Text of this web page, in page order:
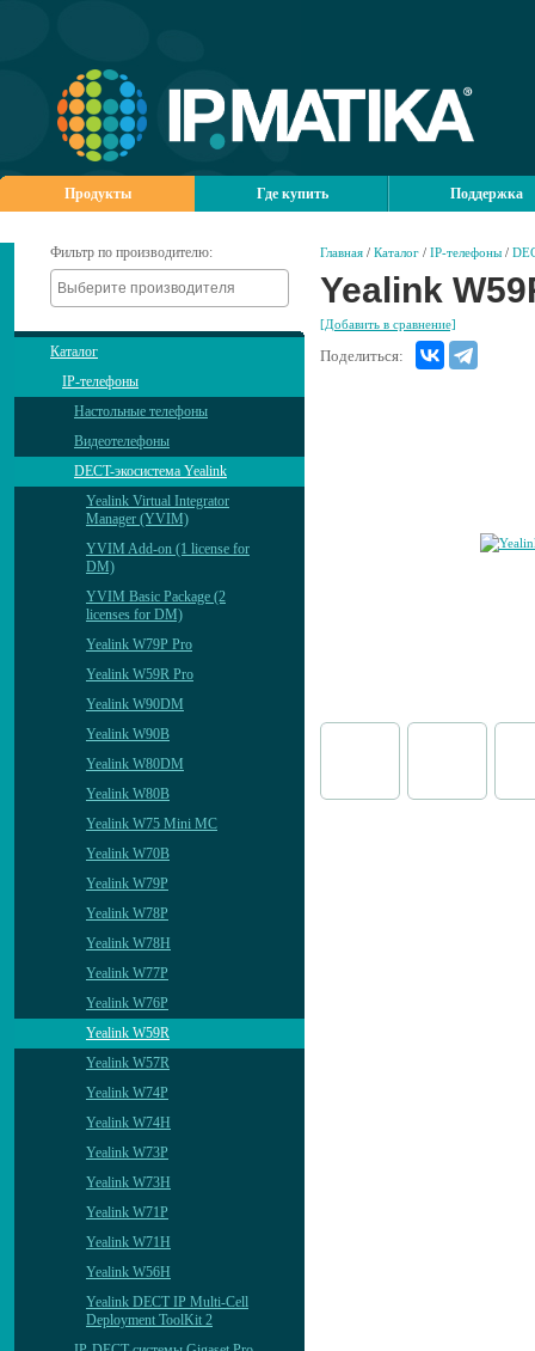
Продукты Где купить Поддержка
Фильтр по производителю:
Каталог
IP-телефоны
Настольные телефоны
Видеотелефоны
DECT-экосистема Yealink
Yealink Virtual Integrator
Manager (YVIM)
YVIM Add-on (1 license for
DM)
YVIM Basic Package (2
licenses for DM)
Yealink W79P Pro
Yealink W59R Pro
Yealink W90DM
Yealink W90B
Yealink W80DM
Yealink W80B
Yealink W75 Mini MC
Yealink W70B
Yealink W79P
Yealink W78P
Yealink W78H
Yealink W77P
Yealink W76P
Yealink W59R
Yealink W57R
Yealink W74P
Yealink W74H
Yealink W73P
Yealink W73H
Yealink W71P
Yealink W71H
Yealink W56H
Yealink DECT IP Multi-Cell
Deployment ToolKit 2
Главная / Каталог / IP-телефоны /
Yealink
[Добавить в сравнение]
Поделиться: